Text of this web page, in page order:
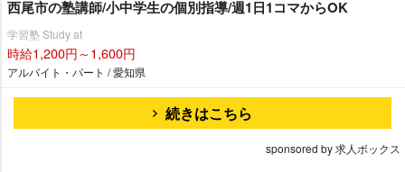
西尾市の塾講師/小中学生の個別指導/週1日1コマからOK
学習塾 Study at
時給1,200円～1,600円
アルバイト・パート / 愛知県
続きはこちら
sponsored by 求人ボックス